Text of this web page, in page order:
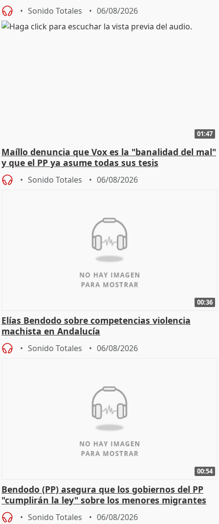
Sonido Totales 06/08/2026
01:47
Maíllo denuncia que Vox es la "banalidad del mal"
y que el PP ya asume todas sus tesis
Sonido Totales 06/08/2026
00:36
Elías Bendodo sobre competencias violencia
machista en Andalucía
Sonido Totales 06/08/2026
00:54
Bendodo (PP) asegura que los gobiernos del PP
"cumplirán la ley" sobre los menores migrantes
Sonido Totales 06/08/2026